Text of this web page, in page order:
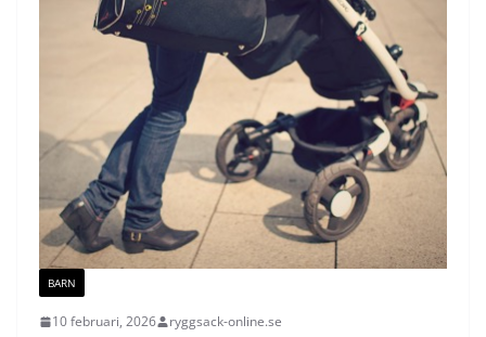
BARN
10 februari, 2026 ryggsack-online.se